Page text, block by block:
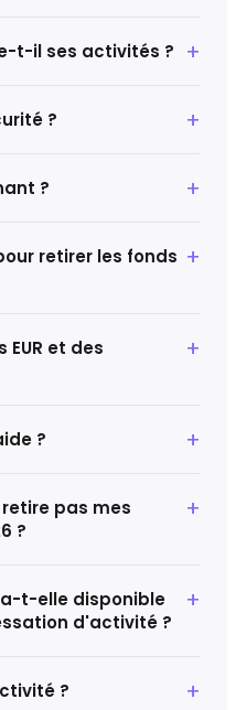
t-il ses activités ?
?
?
retirer les fonds
et des
?
pas mes
?
t-elle disponible
d'activité ?
?